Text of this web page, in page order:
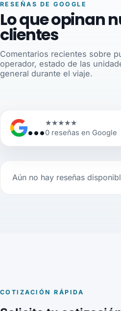
RESEÑAS DE GOOGLE
Lo que opinan
clientes
Comentarios recientes sobre
operador, estado de las
general durante el viaje.
...★★★★★
0 reseñas en Google
Aún no hay reseñas
COTIZACIÓN RÁPIDA